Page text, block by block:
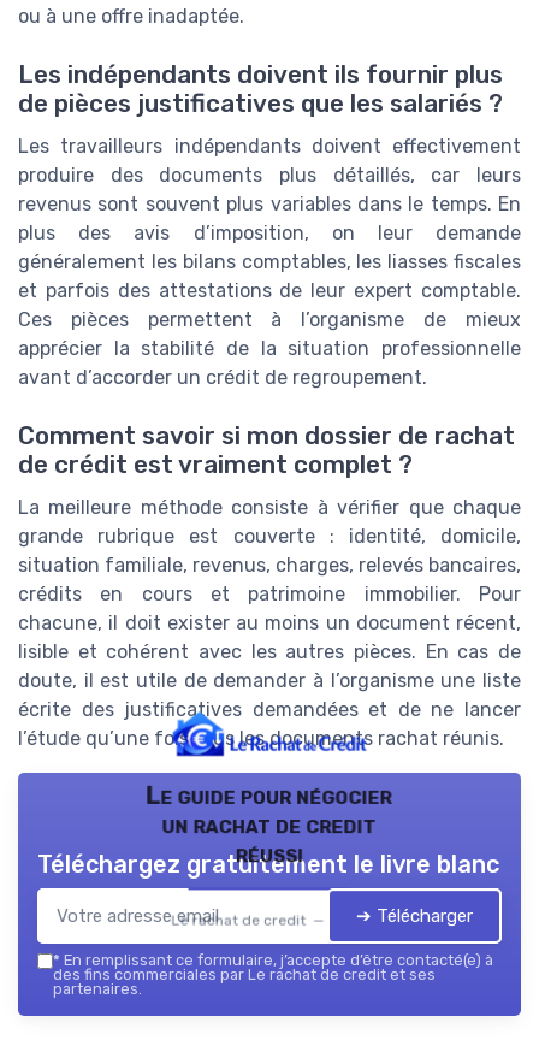
ou à une offre inadaptée.
Les indépendants doivent ils fournir plus
de pièces justificatives que les salariés ?
Les travailleurs indépendants doivent effectivement
produire des documents plus détaillés, car leurs
revenus sont souvent plus variables dans le temps. En
plus des avis d’imposition, on leur demande
généralement les bilans comptables, les liasses fiscales
et parfois des attestations de leur expert comptable.
Ces pièces permettent à l’organisme de mieux
apprécier la stabilité de la situation professionnelle
avant d’accorder un crédit de regroupement.
Comment savoir si mon dossier de rachat
de crédit est vraiment complet ?
La meilleure méthode consiste à vérifier que chaque
grande rubrique est couverte : identité, domicile,
situation familiale, revenus, charges, relevés bancaires,
crédits en cours et patrimoine immobilier. Pour
chacune, il doit exister au moins un document récent,
lisible et cohérent avec les autres pièces. En cas de
doute, il est utile de demander à l’organisme une liste
écrite des justificatives demandées et de ne lancer
l’étude qu’une fois tous les documents rachat réunis.
Le guide pour négocier
un rachat de credit
réussi
Le rachat de credit — 2026
Téléchargez gratuitement le livre blanc
➔ Télécharger
* En remplissant ce formulaire, j’accepte d’être contacté(e) à
des fins commerciales par Le rachat de credit et ses
partenaires.